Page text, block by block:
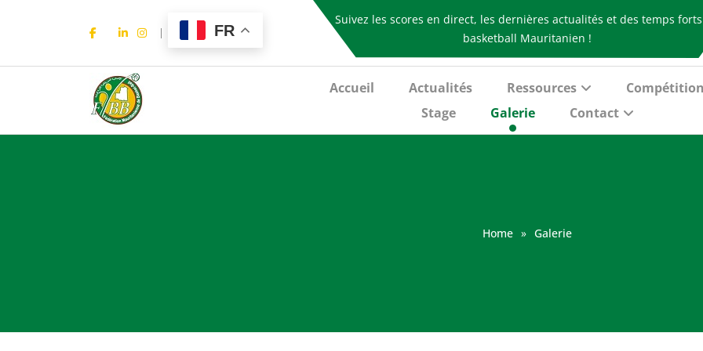
FR
Suivez les scores en direct, les dernières actualités et des temps
basketball Mauritanien !
Accueil Actualités Ressources
Stage
Galerie Contact
Home » Galerie